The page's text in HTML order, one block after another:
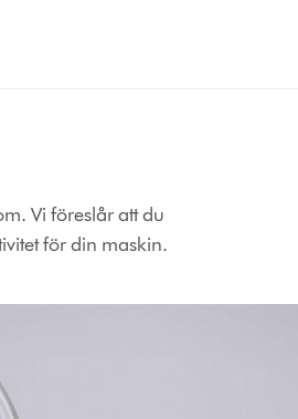
Vi föreslår att du
för din maskin.